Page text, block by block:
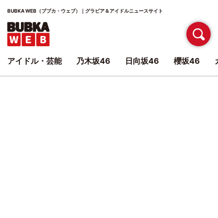
BUBKA WEB（ブブカ・ウェブ）｜グラビア＆アイドルニュースサイト
アイドル・芸能 乃木坂46 日向坂46 櫻坂46